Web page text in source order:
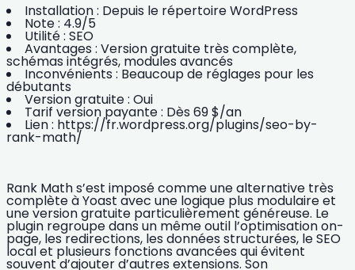
Installation : Depuis le répertoire WordPress
Note : 4.9/5
Utilité : SEO
Avantages : Version gratuite très complète,
schémas intégrés, modules avancés
Inconvénients :Beaucoup de réglages pour les
débutants
Version gratuite : Oui
Tarif version payante : Dès 69 $/an
Lien : https://fr.wordpress.org/plugins/seo-by-
rank-math/
Rank Math s’est imposé comme une alternative très
complète à Yoast avec une logique plus modulaire et
une version gratuite particulièrement généreuse. Le
plugin regroupe dans un même outil l’optimisation on-
page, les redirections, les données structurées, le SEO
local et plusieurs fonctions avancées qui évitent
souvent d’ajouter d’autres extensions. Son